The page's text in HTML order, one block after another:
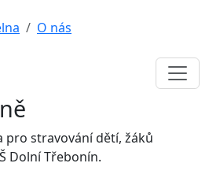
O nás
pro stravování dětí, žáků
Dolní Třebonín.